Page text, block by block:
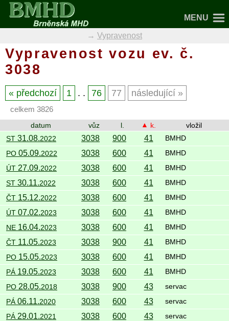
Vypravenost vozu ev. č.
3038
předchozí 1 . . 76 77 následující
celkem 3826
datum
vůz l. k.
vložil
ST 31.08.2022 3038 900 41 BMHD
PO 05.09.2022 3038 600 41 BMHD
ÚT 27.09.2022 3038 600 41 BMHD
ST 30.11.2022 3038 600 41 BMHD
ČT 15.12.2022 3038 600 41 BMHD
ÚT 07.02.2023 3038 600 41 BMHD
NE 16.04.2023 3038 600 41 BMHD
ČT 11.05.2023 3038 900 41 BMHD
PO 15.05.2023 3038 600 41 BMHD
PÁ 19.05.2023 3038 600 41 BMHD
PO 28.05.2018 3038 900 43 servac
PÁ 06.11.2020 3038 600 43 servac
PÁ 29.01.2021 3038 600 43 servac
MENU
Vypravenost